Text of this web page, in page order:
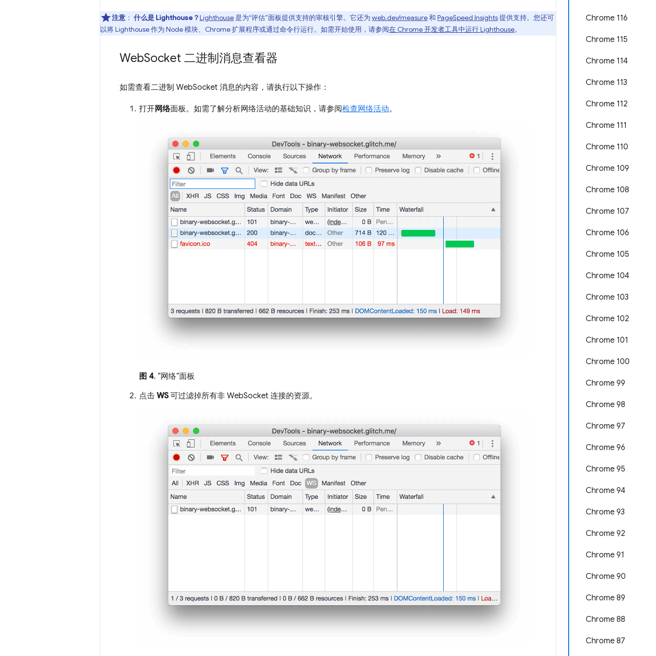
Chrome 116
Chrome 115
Chrome 114
Chrome 113
Chrome 112
Chrome 111
Chrome 110
Chrome 109
Chrome 108
Chrome 107
Chrome 106
Chrome 105
Chrome 104
Chrome 103
Chrome 102
Chrome 101
Chrome 100
Chrome 99
Chrome 98
Chrome 97
Chrome 96
Chrome 95
Chrome 94
Chrome 93
Chrome 92
Chrome 91
Chrome 90
Chrome 89
Chrome 88
Chrome 87
注意 ： 什么是 Lighthouse？Lighthouse是为“评估”面板提供支持的审核引擎。它还为 web.dev/measure和 PageSpeed Insights提供支持。您还可
以将 Lighthouse 作为 Node 模块、Chrome 扩展程序或通过命令行运行。如需开始使用，请参阅在 Chrome 开发者工具中运行 Lighthouse。
WebSocket 二进制消息查看器
如需查看二进制 WebSocket 消息的内容，请执行以下操作：
打开网络面板。如需了解分析网络活动的基础知识，请参阅检查网络活动。
图 4. “网络”面板
点击 WS可过滤掉所有非 WebSocket 连接的资源。